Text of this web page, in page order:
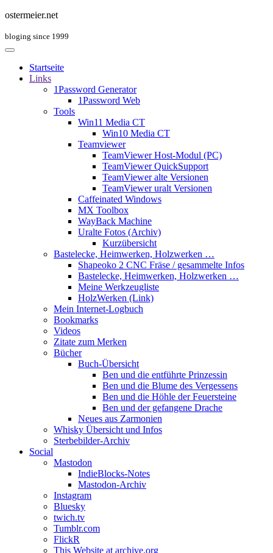
ostermeier.net
bloging since 1999
Startseite
Links
1Password Generator
1Password Web
Tools
Win11 Media CT
Win10 Media CT
Teamviewer
TeamViewer Host-Modul (PC)
TeamViewer QuickSupport
TeamViewer alte Versionen
TeamViewer uralt Versionen
Caffeinated Windows
MX Toolbox
WayBack Machine
Uralte Fotos (Archiv)
Kurzübersicht
Bastelecke, Heimwerken, Holzwerken …
Shapeoko 2 CNC Fräse / gesammelte Infos
Bastelecke, Heimwerken, Holzwerken …
Meine Werkzeugliste
HolzWerken (Link)
Mein Internet-Logbuch
Bookmarks
Videos
Zitate zum Merken
Bücher
Buch-Übersicht
Ben und die entführte Prinzessin
Ben und die Blume des Vergessens
Ben und die Höhle der Feuersteine
Ben und der gefangene Drache
Neues aus Zarmonien
Whisky Übersicht und Infos
Sterbebilder-Archiv
Social
Mastodon
IndieBlocks-Notes
Mastodon-Archiv
Instagram
Bluesky
twich.tv
Tumblr.com
FlickR
This Website at archive.org